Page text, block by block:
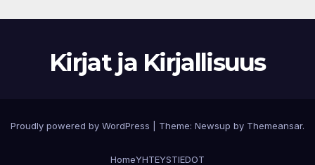
Kirjat ja Kirjallisuus
Proudly powered by WordPress Theme: Newsup by Themeansar.
HomeYHTEYSTIEDOT